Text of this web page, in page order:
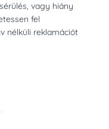
vagy hiány
fel
nélküli reklamációt